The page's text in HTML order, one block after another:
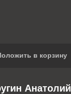
в корзину
Анатолий